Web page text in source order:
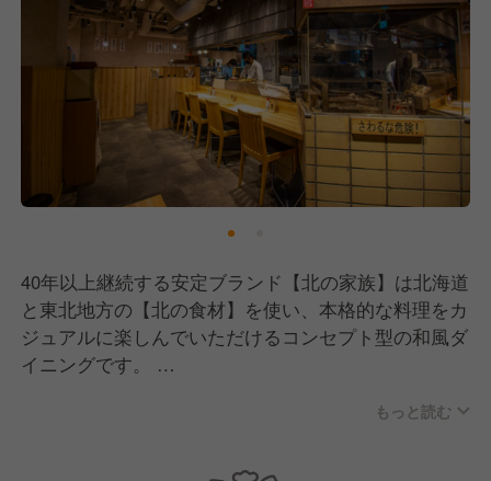
40年以上継続する安定ブランド【北の家族】は北海道
と東北地方の【北の食材】を使い、本格的な料理をカ
ジュアルに楽しんでいただけるコンセプト型の和風ダ
イニングです。
個室やお座敷席を用意し、幅広い年齢層のお客様に満
で数多くのメディアにも出演しています。
もっと読む